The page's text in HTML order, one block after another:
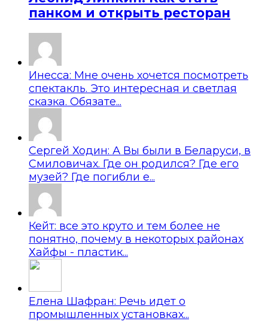
панком и открыть ресторан
Инесса: Мне очень хочется посмотреть
спектакль. Это интересная и светлая
сказка. Обязате...
Сергей Ходин: А Вы были в Беларуси, в
Смиловичах. Где он родился? Где его
музей? Где погибли е...
Кейт: все это круто и тем более не
понятно, почему в некоторых районах
Хайфы - пластик...
Елена Шафран: Речь идет о
промышленных установках...